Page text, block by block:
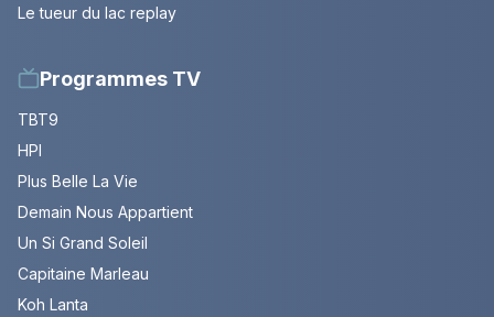
Le tueur du lac replay
Programmes TV
TBT9
HPI
Plus Belle La Vie
Demain Nous Appartient
Un Si Grand Soleil
Capitaine Marleau
Koh Lanta